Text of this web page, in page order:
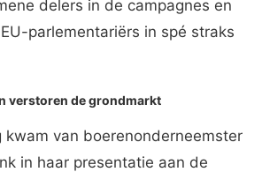
delers in de campagnes en
parlementariërs in spé straks
verstoren de grondmarkt
kwam van boerenonderneemster
in haar presentatie aan de